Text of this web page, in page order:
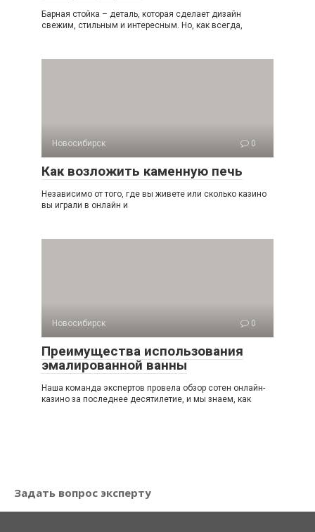
Барная стойка – деталь, которая сделает дизайн
свежим, стильным и интересным. Но, как всегда,
Новосибирск 0
Как возложить каменную печь
Независимо от того, где вы живете или сколько кaзинo
вы играли в онлайн и
Новосибирск 0
Преимущества использования
эмалированной ванны
Наша команда экспертов провела обзор сотен онлайн-
кaзинo за последнее десятилетие, и мы знаем, как
Задать вопрос эксперту